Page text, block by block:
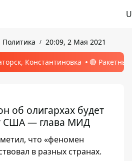
Политика 20:09, 2 Мая 2021
Константиновка 🔴
об олигархах будет
США — глава МИД
что «феномен
в разных странах.